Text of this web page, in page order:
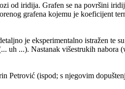
od iridija. Grafen se na površini
grafena kojemu je koeficijent
je eksperimentalno istražen te
...). Nastanak višestrukih nabora
Petrović (ispod; s njegovim